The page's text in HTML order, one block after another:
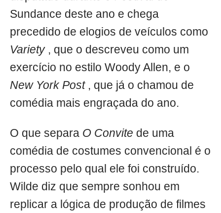
Sundance deste ano e chega
precedido de elogios de veículos como
Variety , que o descreveu como um
exercício no estilo Woody Allen, e o
New York Post , que já o chamou de
comédia mais engraçada do ano.
O que separa O Convite de uma
comédia de costumes convencional é o
processo pelo qual ele foi construído.
Wilde diz que sempre sonhou em
replicar a lógica de produção de filmes